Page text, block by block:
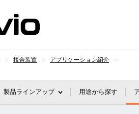
接合装置
アプリケーション紹介
製品ラインアップ 用途から探す